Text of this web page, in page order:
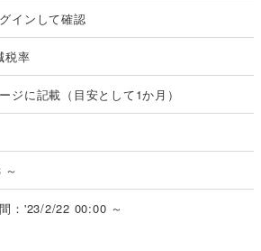
インして確認
税率
ジに記載（目安として1か月）
：'23/2/22 00:00 ～